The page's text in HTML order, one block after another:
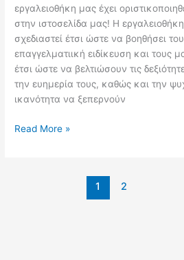
εργαλειοθήκη μας έχει
στην ιστοσελίδα μας! Η εργαλειοθήκη
σχεδιαστεί έτσι ώστε να βοηθήσει
επαγγελματιική ειδίκευση και τους
έτσι ώστε να βελτιώσουν τις
την ευημερία τους, καθώς και την
ικανότητα να ξεπερνούν
Read More »
1 2